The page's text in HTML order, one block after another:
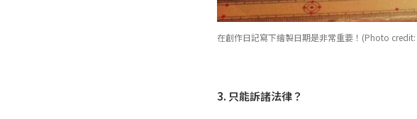
在創作日記寫下繪製日期是非常重要！(Photo credit:
3. 只能訴諸法律？